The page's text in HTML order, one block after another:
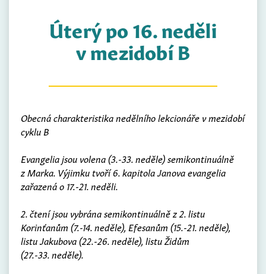
Úterý po 16. neděli
v mezidobí B
Obecná charakteristika nedělního lekcionáře v mezidobí
cyklu B
Evangelia jsou volena (3.-33. neděle) semikontinuálně
z Marka. Výjimku tvoří 6. kapitola Janova evangelia
zařazená o 17.-21. neděli.
2. čtení jsou vybrána semikontinuálně z 2. listu
Korinťanům (7.-14. neděle), Efesanům (15.-21. neděle),
listu Jakubova (22.-26. neděle), listu Židům
(27.-33. neděle).